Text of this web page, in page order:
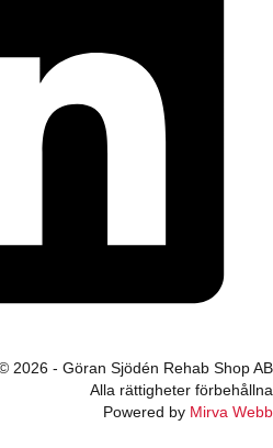
2026 - Göran Sjödén Rehab Shop AB
Alla rättigheter förbehållna
Powered by Mirva Webb